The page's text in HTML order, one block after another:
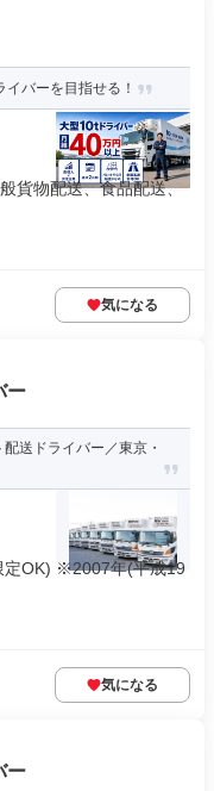
バーを目指せる！
貨物配送、食品配送、
気になる
ー
送ドライバー／東京・
定OK) ※2007年(平成19
気になる
ー